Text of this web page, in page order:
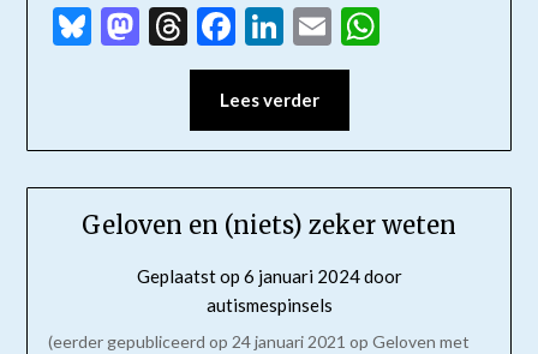
Bluesky
Mastodon
Threads
Facebook
LinkedIn
Email
Lees verder
Geloven en (niets) zeker weten
Geplaatst op 6 januari 2024door
autismespinsels
(eerder gepubliceerd op 24 januari 2021 op Geloven met